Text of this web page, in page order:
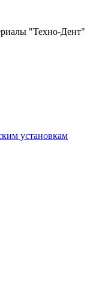
"Техно-Дент"
установкам